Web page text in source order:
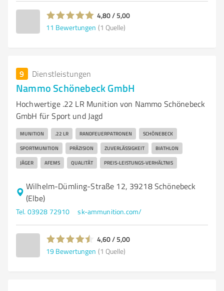
4,80 / 5,00
11 Bewertungen (1 Quelle)
9 Dienstleistungen
Nammo Schönebeck GmbH
Hochwertige .22 LR Munition von Nammo Schönebeck
GmbH für Sport und Jagd
MUNITION .22 LR RANDFEUERPATRONEN SCHÖNEBECK
SPORTMUNITION PRÄZISION ZUVERLÄSSIGKEIT BIATHLON
JÄGER AFEMS QUALITÄT PREIS-LEISTUNGS-VERHÄLTNIS
Wilhelm-Dümling-Straße 12, 39218 Schönebeck
(Elbe)
Tel. 03928 72910 sk-ammunition.com/
4,60 / 5,00
19 Bewertungen (1 Quelle)